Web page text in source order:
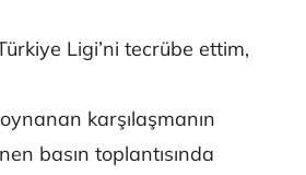
Ligi’ni tecrübe ettim,
karşılaşmanın
basın toplantısında